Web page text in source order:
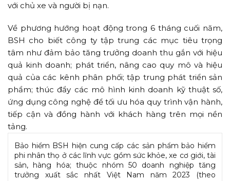
với chủ xe và người bị nạn.
Về phương hướng hoạt động trong 6 tháng cuối năm,
BSH cho biết công ty tập trung các mục tiêu trọng
tâm như đảm bảo tăng trưởng doanh thu gắn với hiệu
quả kinh doanh; phát triển, nâng cao quy mô và hiệu
quả của các kênh phân phối; tập trung phát triển sản
phẩm; thúc đẩy các mô hình kinh doanh kỹ thuật số,
ứng dụng công nghệ để tối ưu hóa quy trình vận hành,
tiếp cận và đồng hành với khách hàng trên mọi nền
tảng.
Bảo hiểm BSH hiện cung cấp các sản phẩm bảo hiểm
phi nhân thọ ở các lĩnh vực gồm sức khỏe, xe cơ giới, tài
sản, hàng hóa; thuộc nhóm 50 doanh nghiệp tăng
trưởng xuất sắc nhất Việt Nam năm 2023 (theo